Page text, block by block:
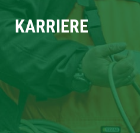
KARRIERE
KARRIERE